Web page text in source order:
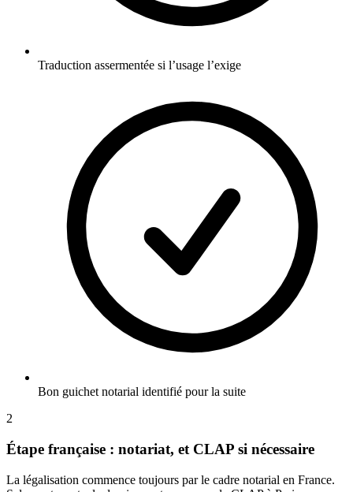
Traduction assermentée si l’usage l’exige
Bon guichet notarial identifié pour la suite
2
Étape française : notariat, et CLAP si nécessaire
La légalisation commence toujours par le cadre notarial en France.